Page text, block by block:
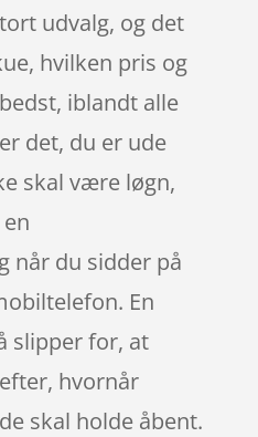
udvalg, og det
hvilken pris og
iblandt alle
det, du er ude
skal være løgn,
når du sidder på
En
slipper for, at
hvornår
skal holde åbent.